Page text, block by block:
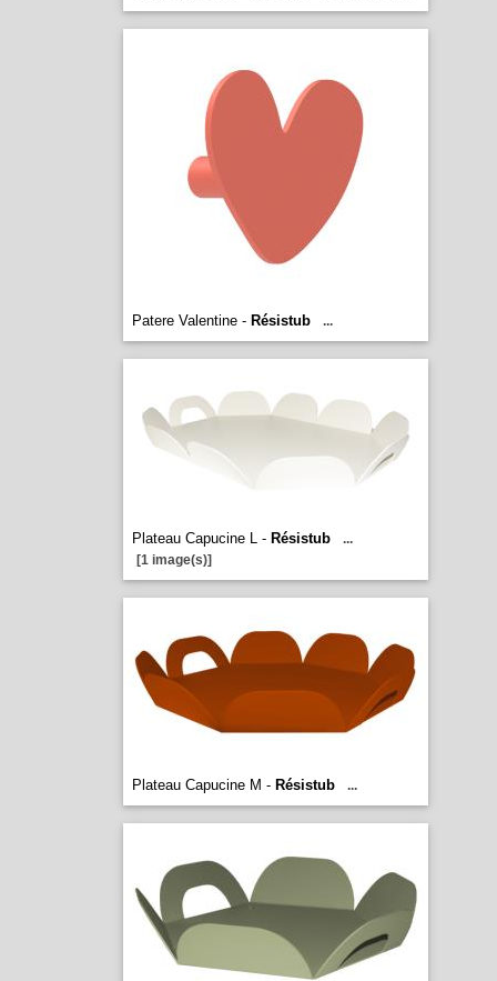
Patere Valentine - Résistub ...
Plateau Capucine L - Résistub
...
[1 image(s)]
Plateau Capucine M - Résistub ...